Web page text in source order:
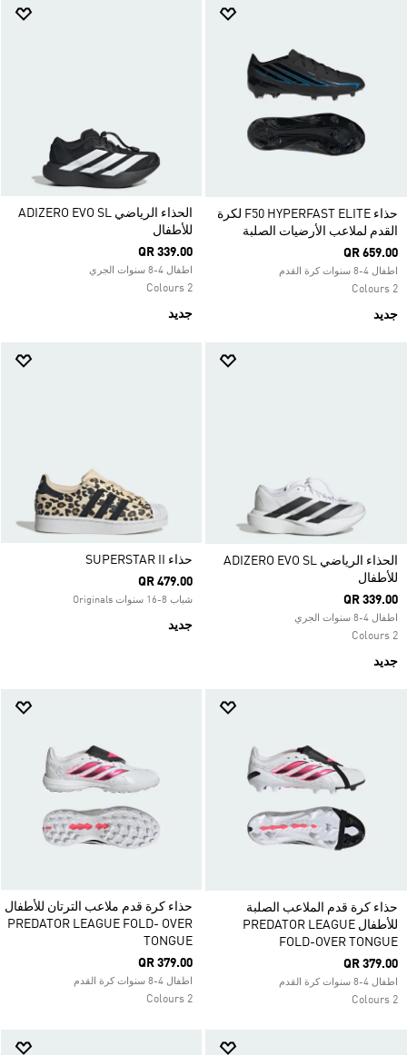
حذاء F50 HYPERFAST ELITE لكرة
القدم لملاعب الأرضيات الصلبة
QR 659.00
اطفال 4-8 سنوات كرة القدم
2 Colours
جديد
الحذاء الرياضي ADIZERO EVO SL
للأطفال
QR 339.00
اطفال 4-8 سنوات الجري
2 Colours
جديد
الحذاء الرياضي ADIZERO EVO SL
للأطفال
QR 339.00
اطفال 4-8 سنوات الجري
2 Colours
جديد
حذاء SUPERSTAR II
QR 479.00
شباب 8-16 سنوات Originals
جديد
حذاء كرة قدم الملاعب الصلبة
للأطفال PREDATOR LEAGUE
FOLD-OVER TONGUE
QR 379.00
اطفال 4-8 سنوات كرة القدم
2 Colours
حذاء كرة قدم ملاعب الترتان للأطفال
PREDATOR LEAGUE FOLD- OVER
TONGUE
QR 379.00
اطفال 4-8 سنوات كرة القدم
2 Colours